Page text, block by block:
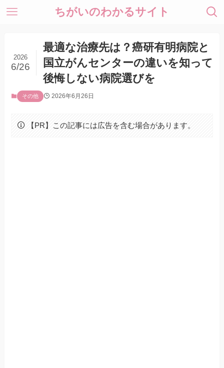
ちがいのわかるサイト
最適な治療先は？癌研有明病院と
国立がんセンターの違いを知って
後悔しない病院選びを
2026
6/26
その他 2026年6月26日
【PR】この記事には広告を含む場合があります。